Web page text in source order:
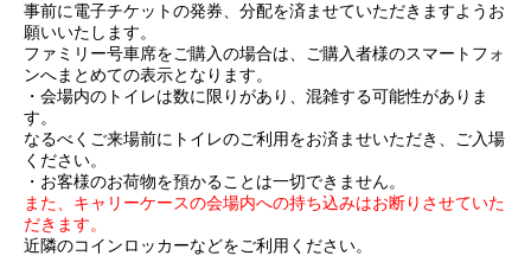
事前に電子チケットの発券、分配を済ませていただきますようお
願いいたします。
ファミリー号車席をご購入の場合は、ご購入者様のスマートフォ
ンへまとめての表示となります。
・会場内のトイレは数に限りがあり、混雑する可能性がありま
す。
なるべくご来場前にトイレのご利用をお済ませいただき、ご入場
ください。
・お客様のお荷物を預かることは一切できません。
また、キャリーケースの会場内への持ち込みはお断りさせていた
だきます。
近隣のコインロッカーなどをご利用ください。